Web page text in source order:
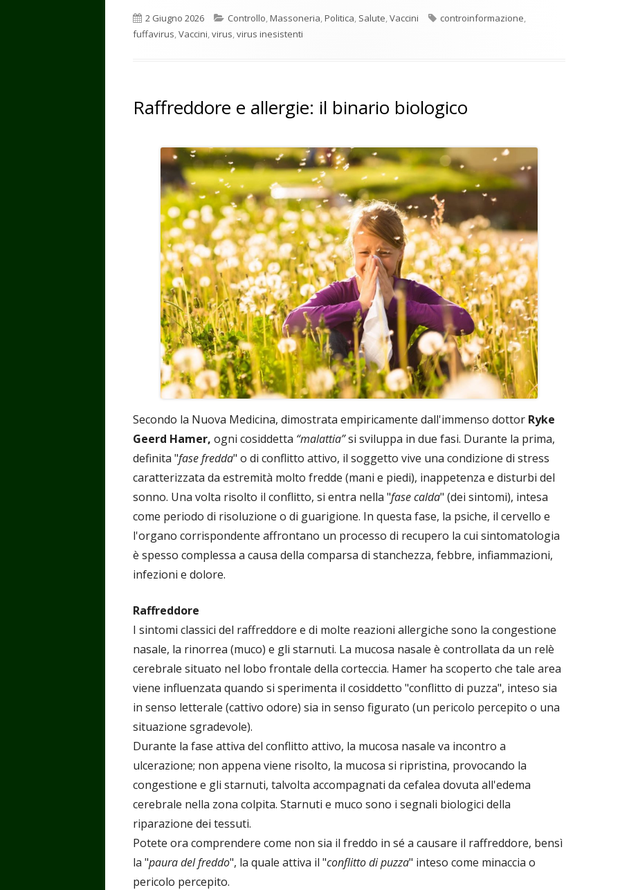
Pubblicato
2 Giugno 2026 Categorie
Controllo,Massoneria,Politica, Salute,Vaccini Tag
controinformazione,
fuffavirus,Vaccini,virus,virus inesistenti
Raffreddore e allergie: il binario biologico
Secondo la Nuova Medicina, dimostrata empiricamente dall'immenso dottor Ryke
Geerd Hamer, ogni cosiddetta “malattia”si sviluppa in due fasi. Durante la prima,
definita "fase fredda" o di conflitto attivo, il soggetto vive una condizione di stress
caratterizzata da estremità molto fredde (mani e piedi), inappetenza e disturbi del
sonno. Una volta risolto il conflitto, si entra nella "fase calda" (dei sintomi), intesa
come periodo di risoluzione o di guarigione. In questa fase, la psiche, il cervello e
l'organo corrispondente affrontano un processo di recupero la cui sintomatologia
è spesso complessa a causa della comparsa di stanchezza, febbre, infiammazioni,
infezioni e dolore.
Raffreddore
I sintomi classici del raffreddore e di molte reazioni allergiche sono la congestione
nasale, la rinorrea (muco) e gli starnuti. La mucosa nasale è controllata da un relè
cerebrale situato nel lobo frontale della corteccia. Hamer ha scoperto che tale area
viene influenzata quando si sperimenta il cosiddetto "conflitto di puzza", inteso sia
in senso letterale (cattivo odore) sia in senso figurato (un pericolo percepito o una
situazione sgradevole).
Durante la fase attiva del conflitto attivo, la mucosa nasale va incontro a
ulcerazione; non appena viene risolto, la mucosa si ripristina, provocando la
congestione e gli starnuti, talvolta accompagnati da cefalea dovuta all'edema
cerebrale nella zona colpita. Starnuti e muco sono i segnali biologici della
riparazione dei tessuti.
Potete ora comprendere come non sia il freddo in sé a causare il raffreddore, bensì
la "paura del freddo", la quale attiva il "conflitto di puzza" inteso come minaccia o
pericolo percepito.